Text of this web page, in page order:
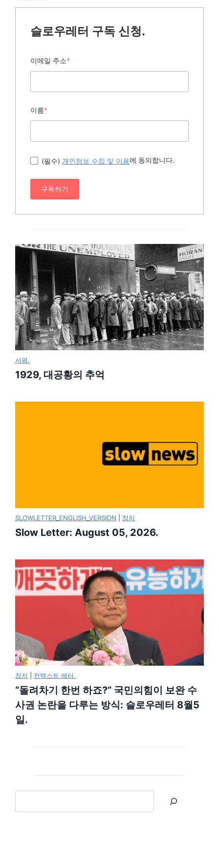
슬로우레터 구독 신청.
이메일 주소*
이름*
(필수) 개인정보 수집 및 이용에 동의합니다.
구독하기
서평.
1929, 대공황의 추억
SLOWLETTER_ENGLISH_VERSION 정치
Slow Letter: August 05, 2026.
정치 컨텍스트 레터.
“돌려차기 한번 하죠?” 국민의힘이 보완 수
사권 논란을 다루는 방식: 슬로우레터 8월5
일.